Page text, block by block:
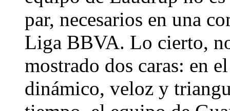
par, necesarios en una
Liga BBVA. Lo cierto,
mostrado dos caras: en
dinámico, veloz y